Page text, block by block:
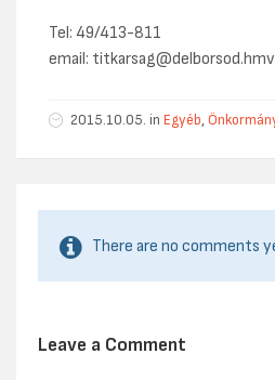
Tel: 49/413-811
email:
2015.10.05. in Egyéb,
There are no comments
Leave a Comment